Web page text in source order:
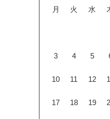
月 火 水
3 4 5
10 11 12
17 18 19